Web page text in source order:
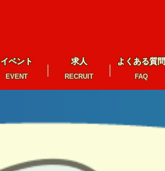
イベント
EVENT
求人
RECRUIT
よくある質問
FAQ